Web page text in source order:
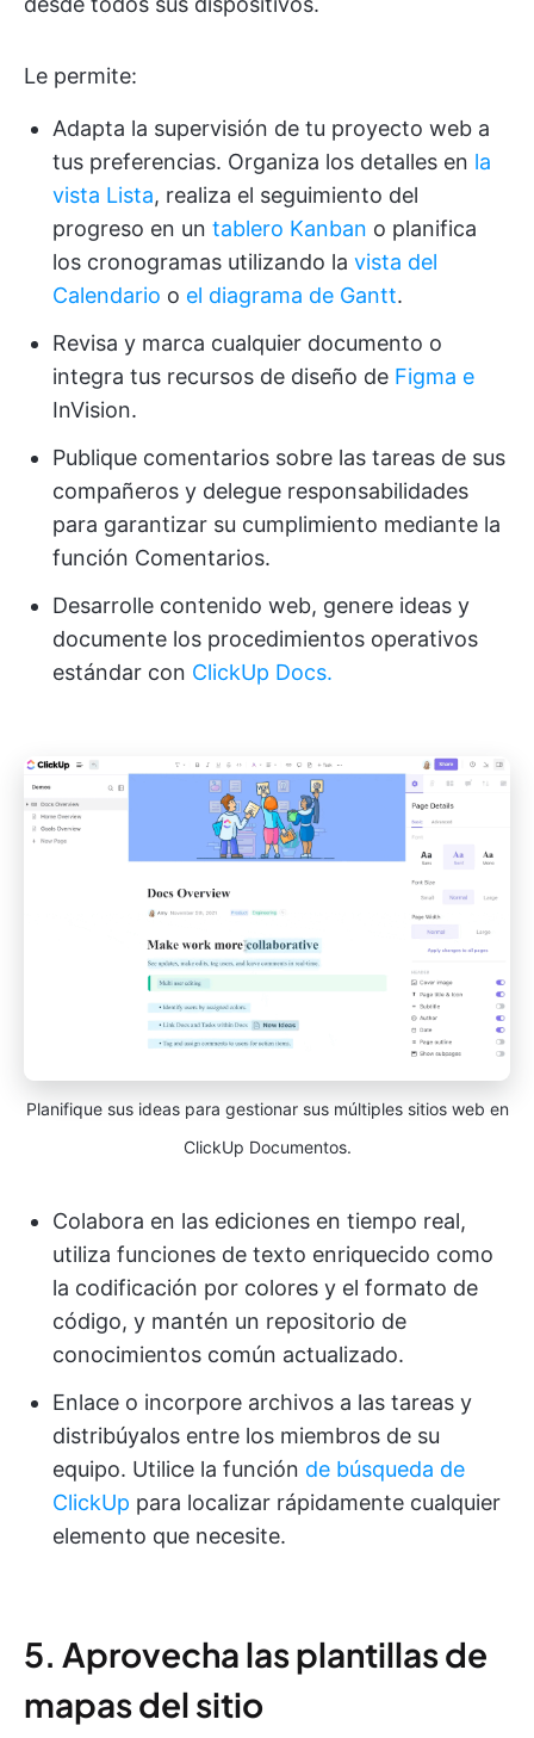
Le permite:
Adapta la supervisión de tu proyecto web a
tus preferencias. Organiza los detalles en la
vista Lista, realiza el seguimiento del
progreso en un tablero Kanban o planifica
los cronogramas utilizando la vista del
Calendario o el diagrama de Gantt.
Revisa y marca cualquier documento o
integra tus recursos de diseño de Figma e
InVision.
Publique comentarios sobre las tareas de sus
compañeros y delegue responsabilidades
para garantizar su cumplimiento mediante la
función Comentarios.
Desarrolle contenido web, genere ideas y
documente los procedimientos operativos
estándar con ClickUp Docs.
Planifique sus ideas para gestionar sus múltiples sitios web en
ClickUp Documentos.
Colabora en las ediciones en tiempo real,
utiliza funciones de texto enriquecido como
la codificación por colores y el formato de
código, y mantén un repositorio de
conocimientos común actualizado.
Enlace o incorpore archivos a las tareas y
distribúyalos entre los miembros de su
equipo. Utilice la función de búsqueda de
ClickUp para localizar rápidamente cualquier
elemento que necesite.
5. Aprovecha las plantillas de
mapas del sitio